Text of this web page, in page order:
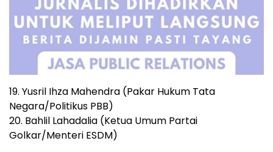
19. Yusril Ihza Mahendra (Pakar Hukum Tata
Negara/Politikus PBB)
20. Bahlil Lahadalia (Ketua Umum Partai
Golkar/Menteri ESDM)